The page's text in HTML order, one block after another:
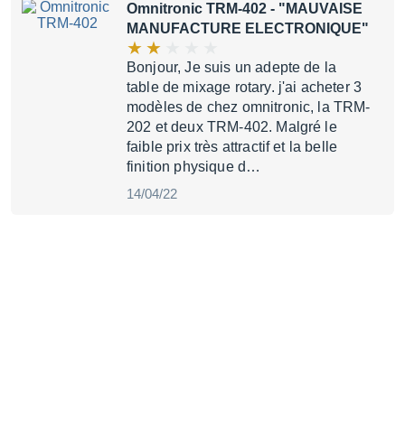
Omnitronic TRM-402 - "MAUVAISE
MANUFACTURE ELECTRONIQUE"
Bonjour, Je suis un adepte de la
table de mixage rotary. j'ai acheter 3
modèles de chez omnitronic, la TRM-
202 et deux TRM-402. Malgré le
faible prix très attractif et la belle
finition physique d…
14/04/22